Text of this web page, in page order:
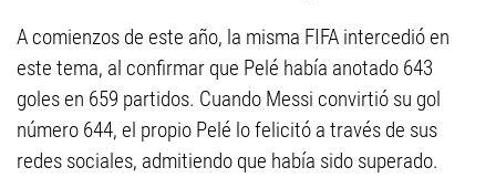
A comienzos de este año, la misma FIFA intercedió en
este tema, al confirmar que Pelé había anotado 643
goles en 659 partidos. Cuando Messi convirtió su gol
número 644, el propio Pelé lo felicitó a través de sus
redes sociales, admitiendo que había sido superado.